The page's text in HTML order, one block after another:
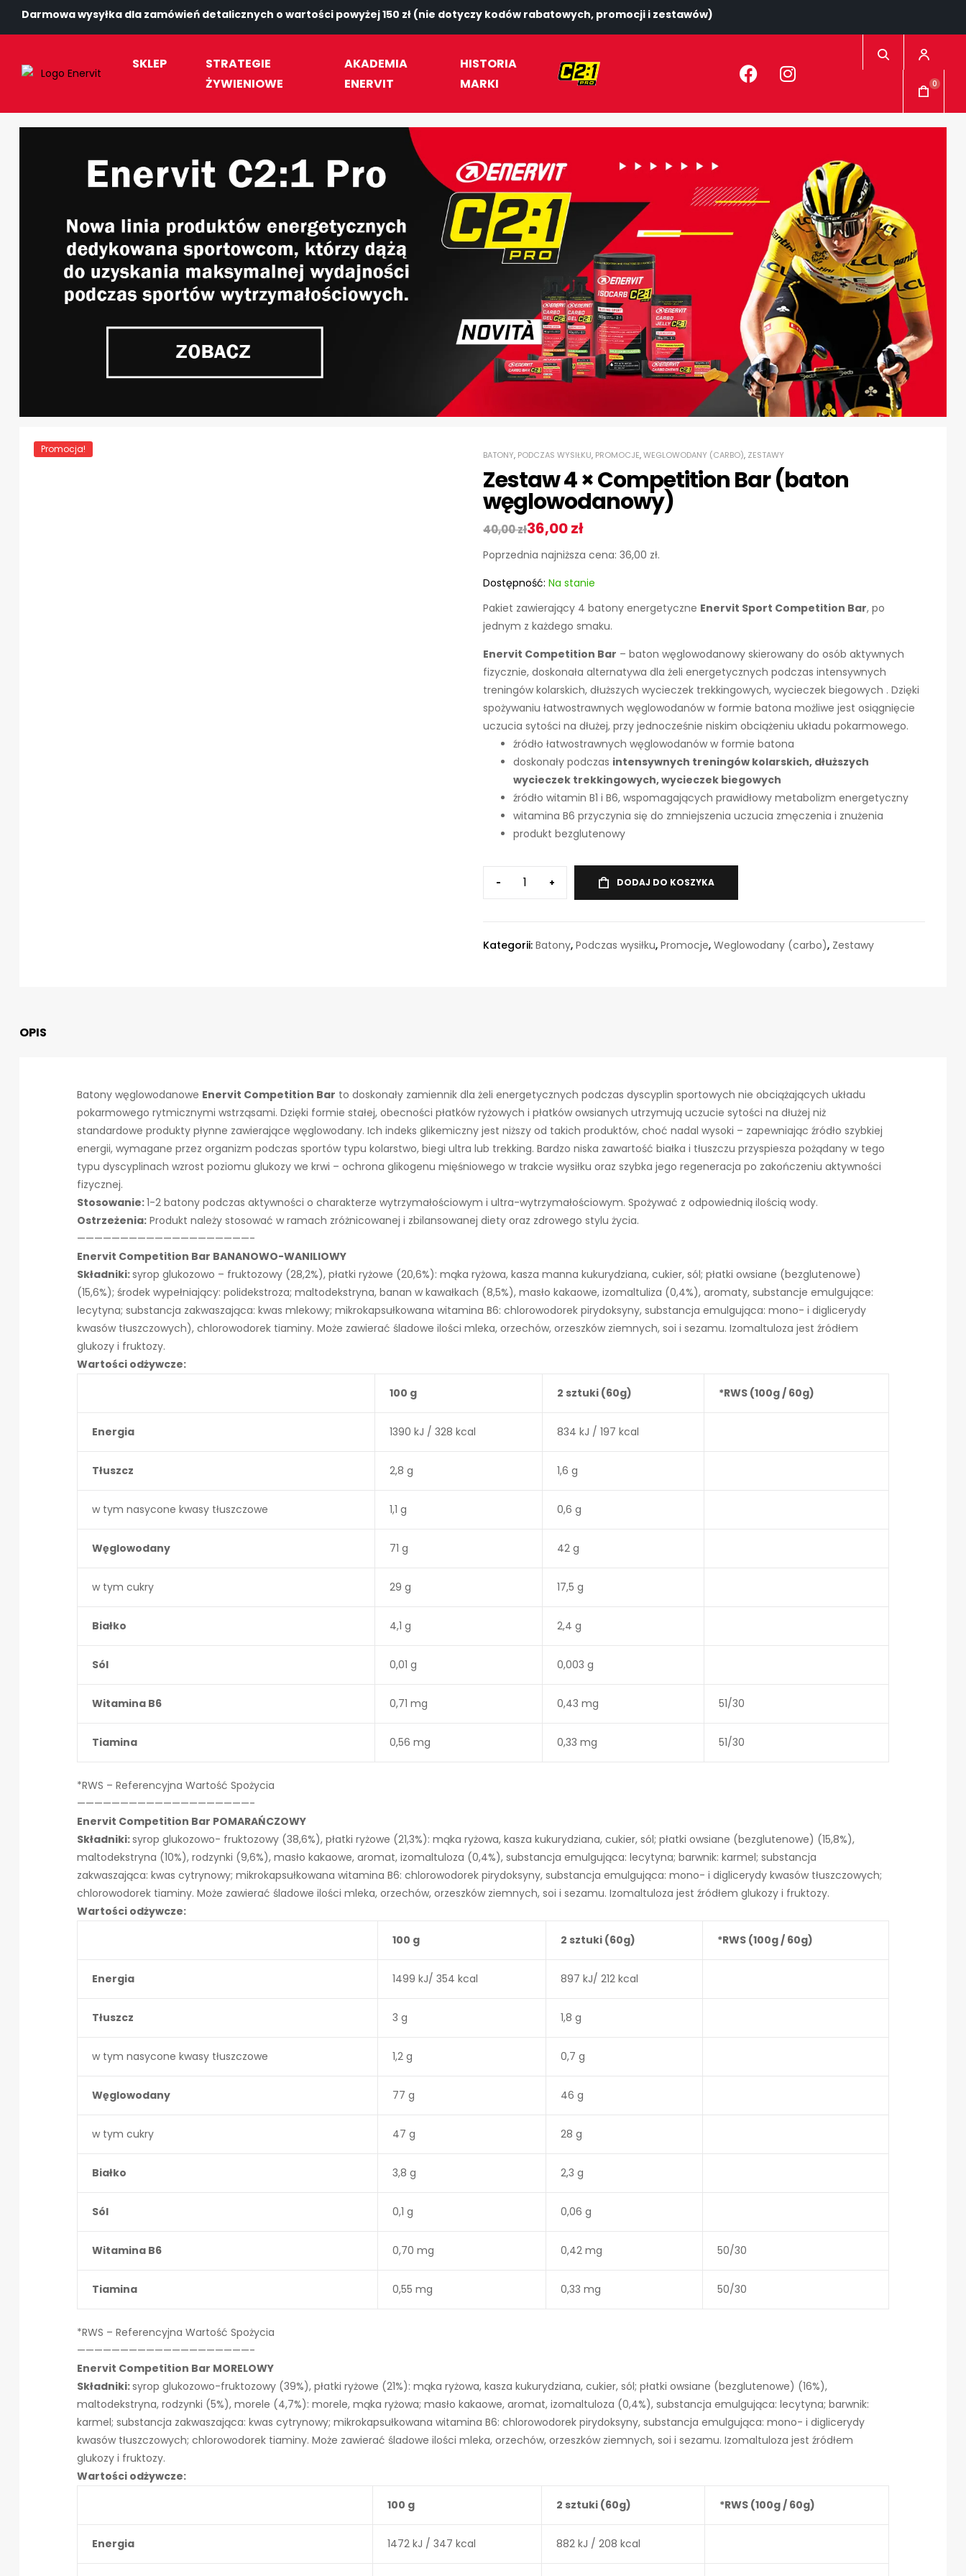
Darmowa wysyłka dla zamówień detalicznych o wartości powyżej 150 zł (nie dotyczy kodów rabatowych, promocji i zestawów)
SKLEP
STRATEGIE
ŻYWIENIOWE
AKADEMIA
ENERVIT
HISTORIA
MARKI
0
Promocja! BATONY, PODCZAS WYSIŁKU, PROMOCJE,WEGLOWODANY (CARBO), ZESTAWY
Zestaw 4 × Competition Bar (baton
węglowodanowy)
40,00zł36,00zł
Poprzednia najniższa cena: 36,00 zł.
Dostępność: Na stanie
Pakiet zawierający 4 batony energetyczne Enervit Sport Competition Bar, po
jednym z każdego smaku.
Enervit Competition Bar – baton węglowodanowy skierowany do osób aktywnych
fizycznie, doskonała alternatywa dla żeli energetycznych podczas intensywnych
treningów kolarskich, dłuższych wycieczek trekkingowych, wycieczek biegowych . Dzięki
spożywaniu łatwostrawnych węglowodanów w formie batona możliwe jest osiągnięcie
uczucia sytości na dłużej, przy jednocześnie niskim obciążeniu układu pokarmowego.
źródło łatwostrawnych węglowodanów w formie batona
doskonały podczas intensywnych treningów kolarskich, dłuższych
wycieczek trekkingowych, wycieczek biegowych
źródło witamin B1 i B6, wspomagających prawidłowy metabolizm energetyczny
witamina B6 przyczynia się do zmniejszenia uczucia zmęczenia i znużenia
produkt bezglutenowy
- + DODAJ DO KOSZYKA
Kategorii: Batony, Podczas wysiłku, Promocje, Weglowodany (carbo), Zestawy
OPIS
Batony węglowodanowe Enervit Competition Bar to doskonały zamiennik dla żeli energetycznych podczas dyscyplin sportowych nie obciążających układu
pokarmowego rytmicznymi wstrząsami. Dzięki formie stałej, obecności płatków ryżowych i płatków owsianych utrzymują uczucie sytości na dłużej niż
standardowe produkty płynne zawierające węglowodany. Ich indeks glikemiczny jest niższy od takich produktów, choć nadal wysoki – zapewniając źródło szybkiej
energii, wymagane przez organizm podczas sportów typu kolarstwo, biegi ultra lub trekking. Bardzo niska zawartość białka i tłuszczu przyspiesza pożądany w tego
typu dyscyplinach wzrost poziomu glukozy we krwi – ochrona glikogenu mięśniowego w trakcie wysiłku oraz szybka jego regeneracja po zakończeniu aktywności
fizycznej.
Stosowanie:1-2 batony podczas aktywności o charakterze wytrzymałościowym i ultra-wytrzymałościowym. Spożywać z odpowiednią ilością wody.
Ostrzeżenia: Produkt należy stosować w ramach zróżnicowanej i zbilansowanej diety oraz zdrowego stylu życia.
————————————————————-
Enervit Competition Bar BANANOWO-WANILIOWY
Składniki:syrop glukozowo – fruktozowy (28,2%), płatki ryżowe (20,6%): mąka ryżowa, kasza manna kukurydziana, cukier, sól; płatki owsiane (bezglutenowe)
(15,6%); środek wypełniający: polidekstroza; maltodekstryna, banan w kawałkach (8,5%), masło kakaowe, izomaltuliza (0,4%), aromaty, substancje emulgujące:
lecytyna; substancja zakwaszająca: kwas mlekowy; mikrokapsułkowana witamina B6: chlorowodorek pirydoksyny, substancja emulgująca: mono- i diglicerydy
kwasów tłuszczowych), chlorowodorek tiaminy. Może zawierać śladowe ilości mleka, orzechów, orzeszków ziemnych, soi i sezamu. Izomaltuloza jest źródłem
glukozy i fruktozy.
Wartości odżywcze:
100 g
2 sztuki (60g) *RWS (100g / 60g)
Energia 1390 kJ / 328 kcal 834 kJ / 197 kcal
Tłuszcz 2,8 g 1,6 g
w tym nasycone kwasy tłuszczowe 1,1 g 0,6 g
Węglowodany 71 g 42 g
w tym cukry 29 g 17,5 g
Białko 4,1 g 2,4 g
Sól 0,01 g 0,003 g
Witamina B6 0,71 mg 0,43 mg 51/30
Tiamina 0,56 mg 0,33 mg 51/30
*RWS – Referencyjna Wartość Spożycia
————————————————————-
Enervit Competition Bar POMARAŃCZOWY
Składniki:syrop glukozowo- fruktozowy (38,6%), płatki ryżowe (21,3%): mąka ryżowa, kasza kukurydziana, cukier, sól; płatki owsiane (bezglutenowe) (15,8%),
maltodekstryna (10%), rodzynki (9,6%), masło kakaowe, aromat, izomaltuloza (0,4%), substancja emulgująca: lecytyna; barwnik: karmel; substancja
zakwaszająca: kwas cytrynowy; mikrokapsułkowana witamina B6: chlorowodorek pirydoksyny, substancja emulgująca: mono- i diglicerydy kwasów tłuszczowych;
chlorowodorek tiaminy. Może zawierać śladowe ilości mleka, orzechów, orzeszków ziemnych, soi i sezamu. Izomaltuloza jest źródłem glukozy i fruktozy.
Wartości odżywcze:
100 g
2 sztuki (60g) *RWS (100g / 60g)
Energia 1499 kJ/ 354 kcal 897 kJ/ 212 kcal
Tłuszcz 3 g 1,8 g
w tym nasycone kwasy tłuszczowe 1,2 g 0,7 g
Węglowodany 77 g 46 g
w tym cukry 47 g 28 g
Białko 3,8 g 2,3 g
Sól 0,1 g 0,06 g
Witamina B6 0,70 mg 0,42 mg 50/30
Tiamina 0,55 mg 0,33 mg 50/30
*RWS – Referencyjna Wartość Spożycia
————————————————————-
Enervit Competition Bar MORELOWY
Składniki:syrop glukozowo-fruktozowy (39%), płatki ryżowe (21%): mąka ryżowa, kasza kukurydziana, cukier, sól; płatki owsiane (bezglutenowe) (16%),
maltodekstryna, rodzynki (5%), morele (4,7%): morele, mąka ryżowa; masło kakaowe, aromat, izomaltuloza (0,4%), substancja emulgująca: lecytyna; barwnik:
karmel; substancja zakwaszająca: kwas cytrynowy; mikrokapsułkowana witamina B6: chlorowodorek pirydoksyny, substancja emulgująca: mono- i diglicerydy
kwasów tłuszczowych; chlorowodorek tiaminy. Może zawierać śladowe ilości mleka, orzechów, orzeszków ziemnych, soi i sezamu. Izomaltuloza jest źródłem
glukozy i fruktozy.
Wartości odżywcze:
100 g
2 sztuki (60g) *RWS (100g / 60g)
Energia 1472 kJ / 347 kcal 882 kJ / 208 kcal